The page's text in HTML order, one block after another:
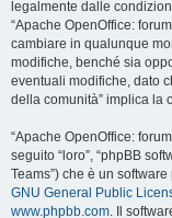
legalmente dalle
“Apache OpenOffice:
cambiare in qualunque
modifiche, benché sia
eventuali modifiche, dato
della comunità” implica la
“Apache OpenOffice:
seguito “loro”, “phpBB
Teams”) che è un
GNU General Public
www.phpbb.com. Il